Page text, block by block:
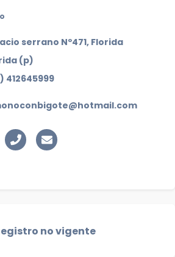
serrano Nº471, Florida
(p)
412645999
no vigente